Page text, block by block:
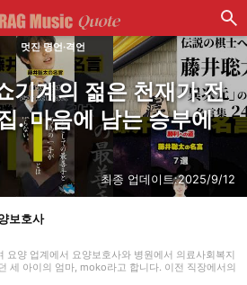
멋진 명언·격언
기계의 젊은 천재가 전
. 마음에 남는 승부에
최종 업데이트:2025/9/12
보호사
요양 업계에서 요양보호사와 병원에서 의료사회복지
세 아이의 엄마, moko라고 합니다. 이전 직장에서의